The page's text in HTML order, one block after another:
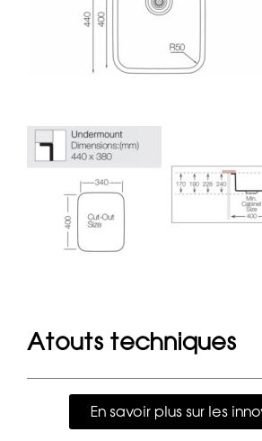
Atouts techniques
En savoir plus sur les